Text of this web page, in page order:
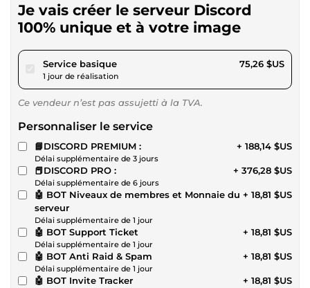
Je vais créer le serveur Discord
100% unique et à votre image
Service basiquepour 69,36 $US
1 jour de réalisation
75,26 $US
Ce vendeur n’est pas assujetti à la TVA.
Personnaliser le service
📘DISCORD PREMIUM :
Délai supplémentaire de 3 jours
+ 188,14 $US
📕DISCORD PRO :
Délai supplémentaire de 6 jours
+ 376,28 $US
🤖 BOT Niveaux de membres et Monnaie du
serveur
Délai supplémentaire de 1 jour
+ 18,81 $US
🤖 BOT Support Ticket
Délai supplémentaire de 1 jour
+ 18,81 $US
🤖 BOT Anti Raid & Spam
Délai supplémentaire de 1 jour
+ 18,81 $US
🤖 BOT Invite Tracker + 18,81 $US